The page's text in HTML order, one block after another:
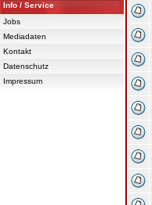
Info / Service
Jobs
Mediadaten
Kontakt
Datenschutz
Impressum